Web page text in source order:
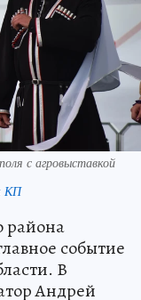
с агровыставкой
КП
района
событие
В
Андрей